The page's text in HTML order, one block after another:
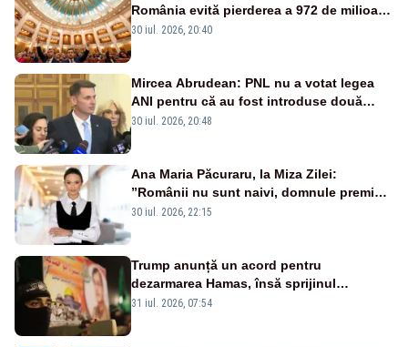
România evită pierderea a 972 de milioane
de euro din PNRR
30 iul. 2026, 20:40
Mircea Abrudean: PNL nu a votat legea
ANI pentru că au fost introduse două
amendamente faţă de propunerea de la
30 iul. 2026, 20:48
Ana Maria Păcuraru, la Miza Zilei:
”Românii nu sunt naivi, domnule premier
Bolojan”
30 iul. 2026, 22:15
Trump anunță un acord pentru
dezarmarea Hamas, însă sprijinul
Israelului rămâne incert
31 iul. 2026, 07:54